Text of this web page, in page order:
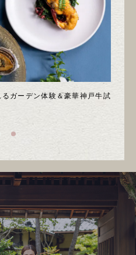
るガーデン体験＆豪華神戸牛試